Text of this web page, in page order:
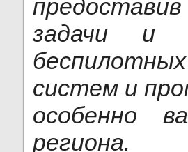
задачи и
систем и
особенно